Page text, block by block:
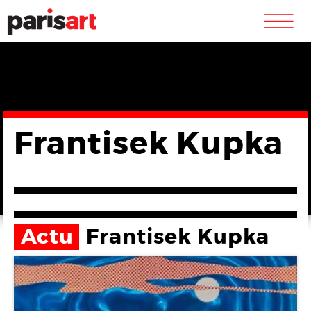
m
Frantisek Kupka
Actu Frantisek Kupka